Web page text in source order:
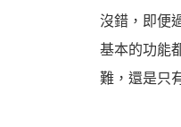
沒錯，即便
基本的功能
難，還是只